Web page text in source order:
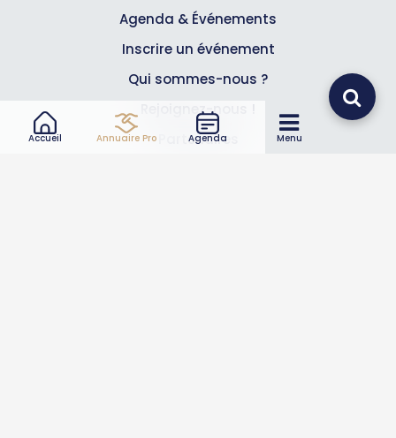
Accueil Annuaire Pro Agenda Menu
Agenda & Événements
Inscrire un événement
Qui sommes-nous ?
Rejoignez-nous !
Partenaires